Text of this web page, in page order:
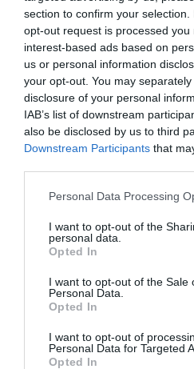
section to confirm your
opt-out request is processed you
interest-based ads based on
us or personal information
your opt-out. You may
disclosure of your personal
IAB’s list of downstream
also be disclosed by us to third
Downstream Participants that
Personal Data Processing
I want to opt-out of the
personal data.
Opted In
I want to opt-out of the Sale
Personal Data.
Opted In
I want to opt-out of
Personal Data for Targeted
Opted In
datos obligatorios y firmada
prescriptor. Además, indica que
días naturales desde la
la fecha prevista de
de vacunas individualizadas,
Apunta también que la receta
sola dispensación y que, tras
caso de los estupefacientes).
Por último, el documento
recetas escaneadas,
correo electrónico o
recibidos por móvil
válida.
Beneficios de la receta